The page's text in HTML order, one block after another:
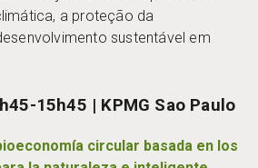
a proteção da
sustentável em
15h45 | KPMG Sao Paulo
circular basada en los